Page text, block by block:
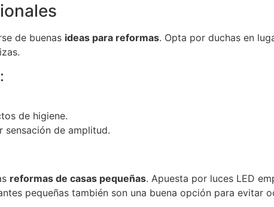
de buenas ideas para reformas. Opta por duchas en
de higiene.
sensación de amplitud.
reformas de casas pequeñas. Apuesta por luces LED
pequeñas también son una buena opción para evitar